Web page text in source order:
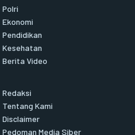
Polri
Ekonomi
Pendidikan
Kesehatan
Berita Video
Redaksi
Tentang Kami
Disclaimer
Pedoman Media Siber